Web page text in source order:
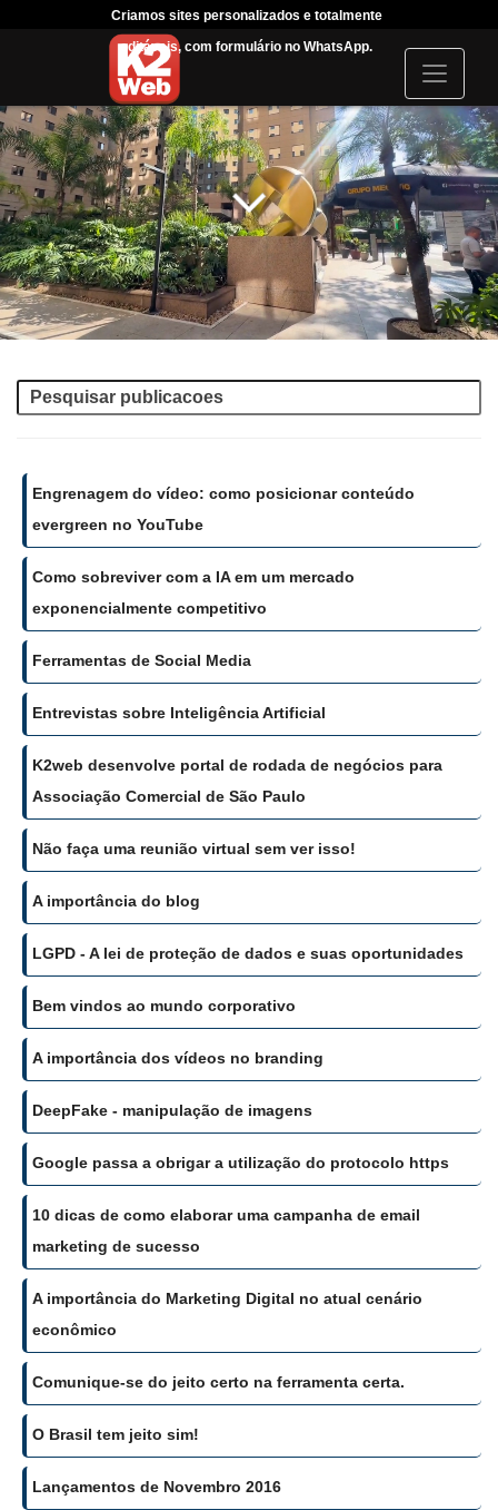
Criamos sites personalizados e totalmente
editáveis, com formulário no WhatsApp.
Tráfego Pago com
acompanhar sua
I
c
o
n
Engrenagem do vídeo: como posicionar conteúdo
evergreen no YouTube
Como sobreviver com a IA em um mercado
exponencialmente competitivo
Ferramentas de Social Media
Entrevistas sobre Inteligência Artificial
K2web desenvolve portal de rodada de negócios para
Associação Comercial de São Paulo
Não faça uma reunião virtual sem ver isso!
A importância do blog
LGPD - A lei de proteção de dados e suas oportunidades
Bem vindos ao mundo corporativo
A importância dos vídeos no branding
DeepFake - manipulação de imagens
Google passa a obrigar a utilização do protocolo https
10 dicas de como elaborar uma campanha de email
marketing de sucesso
A importância do Marketing Digital no atual cenário
econômico
Comunique-se do jeito certo na ferramenta certa.
O Brasil tem jeito sim!
Lançamentos de Novembro 2016